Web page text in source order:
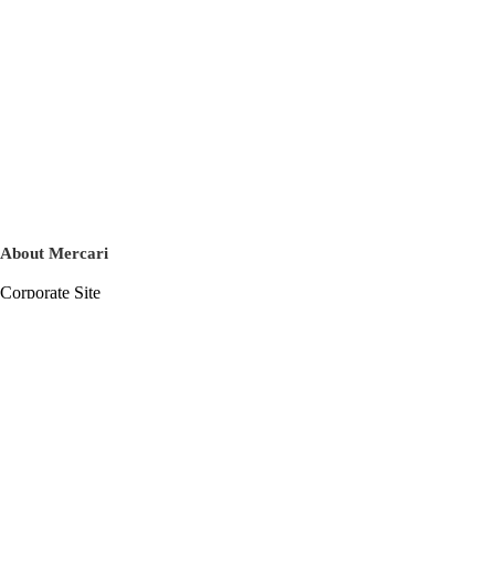
About Mercari
Corporate Site